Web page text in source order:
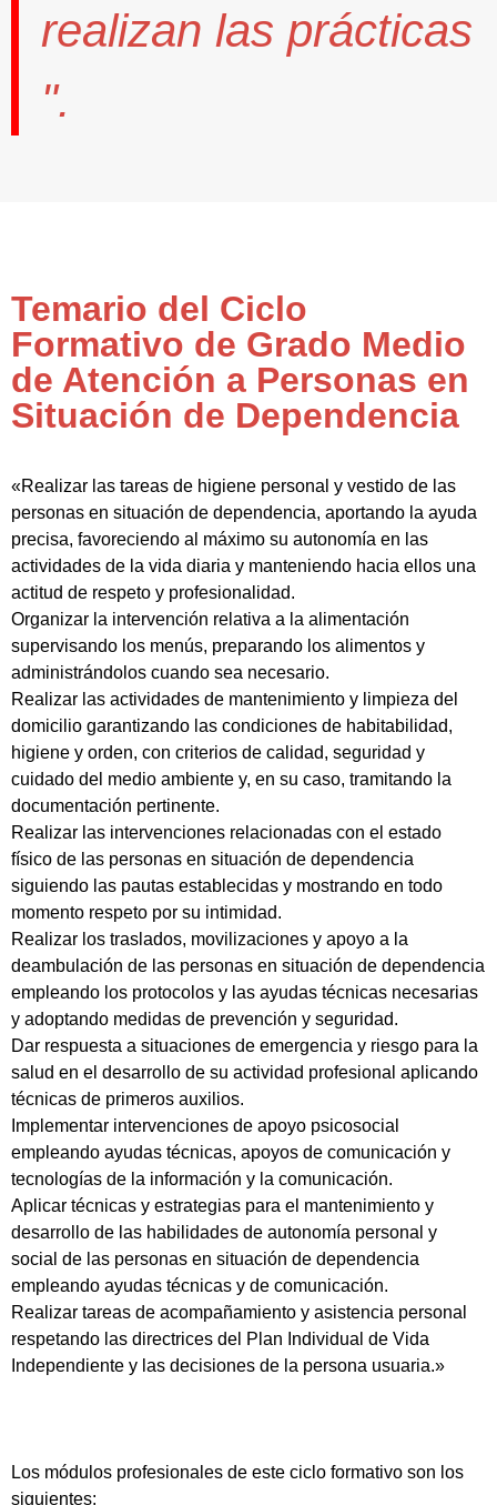
realizan las prácticas
".
Temario del Ciclo
Formativo de Grado Medio
de Atención a Personas en
Situación de Dependencia
«Realizar las tareas de higiene personal y vestido de las
personas en situación de dependencia, aportando la ayuda
precisa, favoreciendo al máximo su autonomía en las
actividades de la vida diaria y manteniendo hacia ellos una
actitud de respeto y profesionalidad.
Organizar la intervención relativa a la alimentación
supervisando los menús, preparando los alimentos y
administrándolos cuando sea necesario.
Realizar las actividades de mantenimiento y limpieza del
domicilio garantizando las condiciones de habitabilidad,
higiene y orden, con criterios de calidad, seguridad y
cuidado del medio ambiente y, en su caso, tramitando la
documentación pertinente.
Realizar las intervenciones relacionadas con el estado
físico de las personas en situación de dependencia
siguiendo las pautas establecidas y mostrando en todo
momento respeto por su intimidad.
Realizar los traslados, movilizaciones y apoyo a la
deambulación de las personas en situación de dependencia
empleando los protocolos y las ayudas técnicas necesarias
y adoptando medidas de prevención y seguridad.
Dar respuesta a situaciones de emergencia y riesgo para la
salud en el desarrollo de su actividad profesional aplicando
técnicas de primeros auxilios.
Implementar intervenciones de apoyo psicosocial
empleando ayudas técnicas, apoyos de comunicación y
tecnologías de la información y la comunicación.
Aplicar técnicas y estrategias para el mantenimiento y
desarrollo de las habilidades de autonomía personal y
social de las personas en situación de dependencia
empleando ayudas técnicas y de comunicación.
Realizar tareas de acompañamiento y asistencia personal
respetando las directrices del Plan Individual de Vida
Independiente y las decisiones de la persona usuaria.»
Los módulos profesionales de este ciclo formativo son los
siguientes: